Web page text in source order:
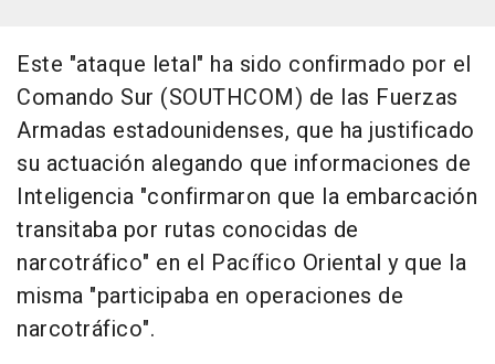
Este "ataque letal" ha sido confirmado por el
Comando Sur (SOUTHCOM) de las Fuerzas
Armadas estadounidenses, que ha justificado
su actuación alegando que informaciones de
Inteligencia "confirmaron que la embarcación
transitaba por rutas conocidas de
narcotráfico" en el Pacífico Oriental y que la
misma "participaba en operaciones de
narcotráfico".